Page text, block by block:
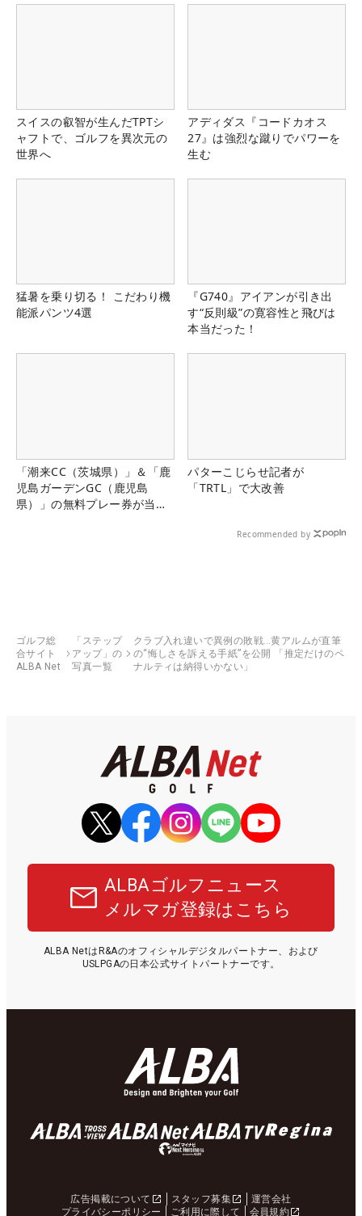
スイスの叡智が生んだTPTシ
ャフトで、ゴルフを異次元の
世界へ
アディダス『コードカオス
27』は強烈な蹴りでパワーを
生む
猛暑を乗り切る！ こだわり機
能派パンツ4選
『G740』アイアンが引き出
す“反則級”の寛容性と飛びは
本当だった！
「潮来CC（茨城県）」＆「鹿
児島ガーデンGC（鹿児島
県）」の無料プレー券が当た
パターこじらせ記者が
「TRTL」で大改善
Recommended by
ゴルフ総
合サイト
ALBA Net
「ステップ
アップ」の
写真一覧
クラブ入れ違いで異例の敗戦…黄アルムが直筆
の“悔しさを訴える手紙”を公開 「推定だけのペ
ナルティは納得いかない」
ALBAゴルフニュース
メルマガ登録はこちら
ALBA NetはR&Aのオフィシャルデジタルパートナー、および
USLPGAの日本公式サイトパートナーです。
広告掲載について スタッフ募集
運営会社
プライバシーポリシー
ご利用に際して 会員規約